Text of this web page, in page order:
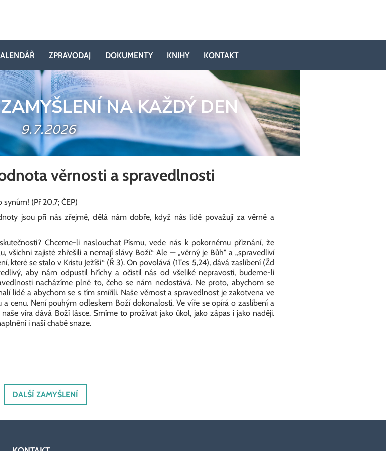
ZPRAVODAJ DOKUMENTY KNIHY KONTAKT
NA KAŽDÝ DEN
9.7.2026
věrnosti a spravedlnosti
(Př 20,7; ČEP)
jsou při nás zřejmé, dělá nám dobře, když nás lidé považují za věrné a
Chceme-li naslouchat Písmu, vede nás k pokornému přiznání, že
všichni zajisté zhřešili a nemají slávy Boží.“ Ale — „věrný je Bůh" a „spravedliví
které se stalo v Kristu Ježíši“ (Ř 3). On povolává (1Tes 5,24), dává zaslíbení (Žd
aby nám odpustil hříchy a očistil nás od všeliké nepravosti, budeme-li
nacházíme plně to, čeho se nám nedostává. Ne proto, abychom se
lidé a abychom se s tím smířili. Naše věrnost a spravedlnost je zakotvena ve
cenu. Není pouhým odleskem Boží dokonalosti. Ve víře se opírá o zaslíbení a
víra dává Boží lásce. Smíme to prožívat jako úkol, jako zápas i jako naději.
i naší chabé snaze.
DALŠÍ ZAMYŠLENÍ